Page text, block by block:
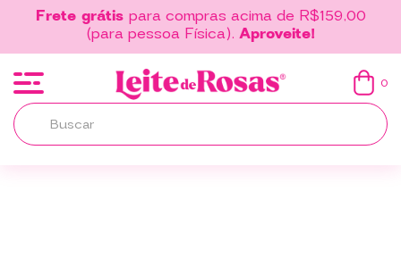
Frete grátispara compras acima de R$159,00
(para pessoa Física).Aproveite!
0